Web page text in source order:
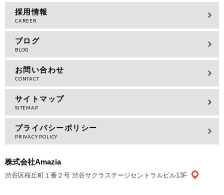
採用情報
ブログ
お問い合わせ
サイトマップ
プライバシーポリシー
株式会社Amazia
渋谷区桜丘町１番２号 渋谷サクラステージセントラルビル13F